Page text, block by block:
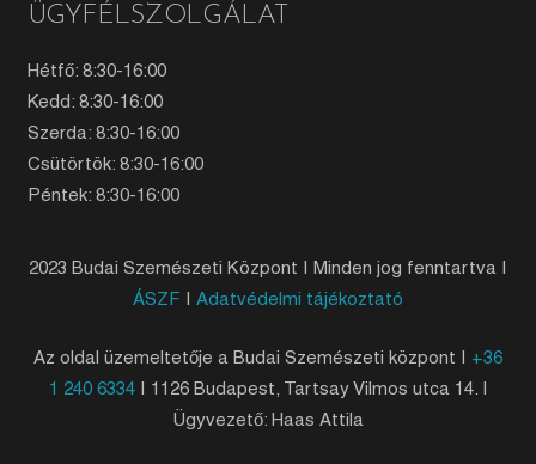
ÜGYFÉLSZOLGÁLAT
Hétfő: 8:30-16:00
Kedd: 8:30-16:00
Szerda: 8:30-16:00
Csütörtök: 8:30-16:00
Péntek: 8:30-16:00
2023 Budai Szemészeti Központ | Minden jog fenntartva |
ÁSZF
Adatvédelmi tájékoztató
Az oldal üzemeltetője a Budai Szemészeti központ | +36
1 240 6334| 1126 Budapest, Tartsay Vilmos utca 14. |
Ügyvezető: Haas Attila